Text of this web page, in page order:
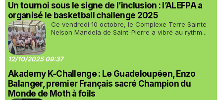
Un tournoi sous le signe de l’inclusion : l’ALEFPA a
organisé le basketball challenge 2025
Ce vendredi 10 octobre, le Complexe Terre Sainte
Nelson Mandela de Saint-Pierre a vibré au rythm...
12/10/2025 09:37
Akademy K-Challenge : Le Guadeloupéen, Enzo
Balanger, premier Français sacré Champion du
Monde de Moth à foils